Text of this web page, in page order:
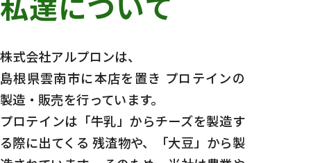
株式会社アルプロンは、
島根県雲南市に本店を置き プロテインの
製造・販売を行っています。
プロテインは「牛乳」からチーズを製造す
る際に出てくる 残渣物や、「大豆」から製